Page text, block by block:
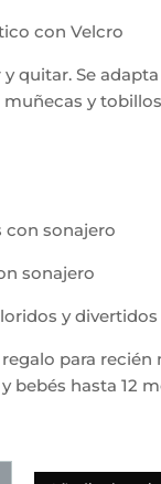
con Velcro
quitar. Se adapta
y
con sonajero
sonajero
y divertidos
para recién
bebés hasta 12